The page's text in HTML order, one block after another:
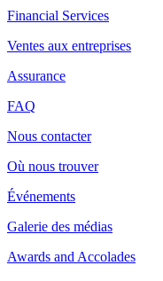
Financial Services
Ventes aux entreprises
Assurance
FAQ
Nous contacter
Où nous trouver
Événements
Galerie des médias
Awards and Accolades